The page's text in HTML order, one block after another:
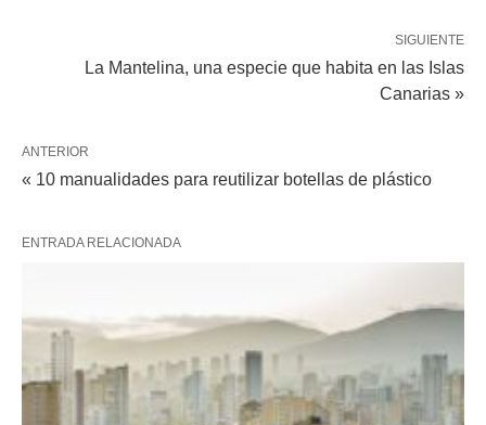
SIGUIENTE
La Mantelina, una especie que habita en las Islas
Canarias »
ANTERIOR
« 10 manualidades para reutilizar botellas de plástico
ENTRADA RELACIONADA